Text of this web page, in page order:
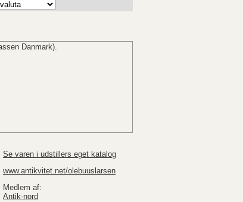
Danmark).
Se varen i udstillers eget katalog
www.antikvitet.net/olebuuslarsen
Medlem af:
Antik-nord